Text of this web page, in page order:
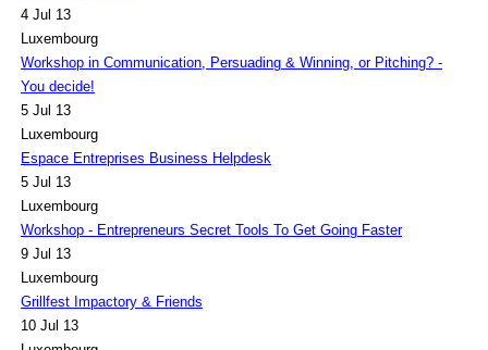
4 Jul 13
Luxembourg
Workshop in Communication, Persuading & Winning, or Pitching? -
You decide!
5 Jul 13
Luxembourg
Espace Entreprises Business Helpdesk
5 Jul 13
Luxembourg
Workshop - Entrepreneurs Secret Tools To Get Going Faster
9 Jul 13
Luxembourg
Grillfest Impactory & Friends
10 Jul 13